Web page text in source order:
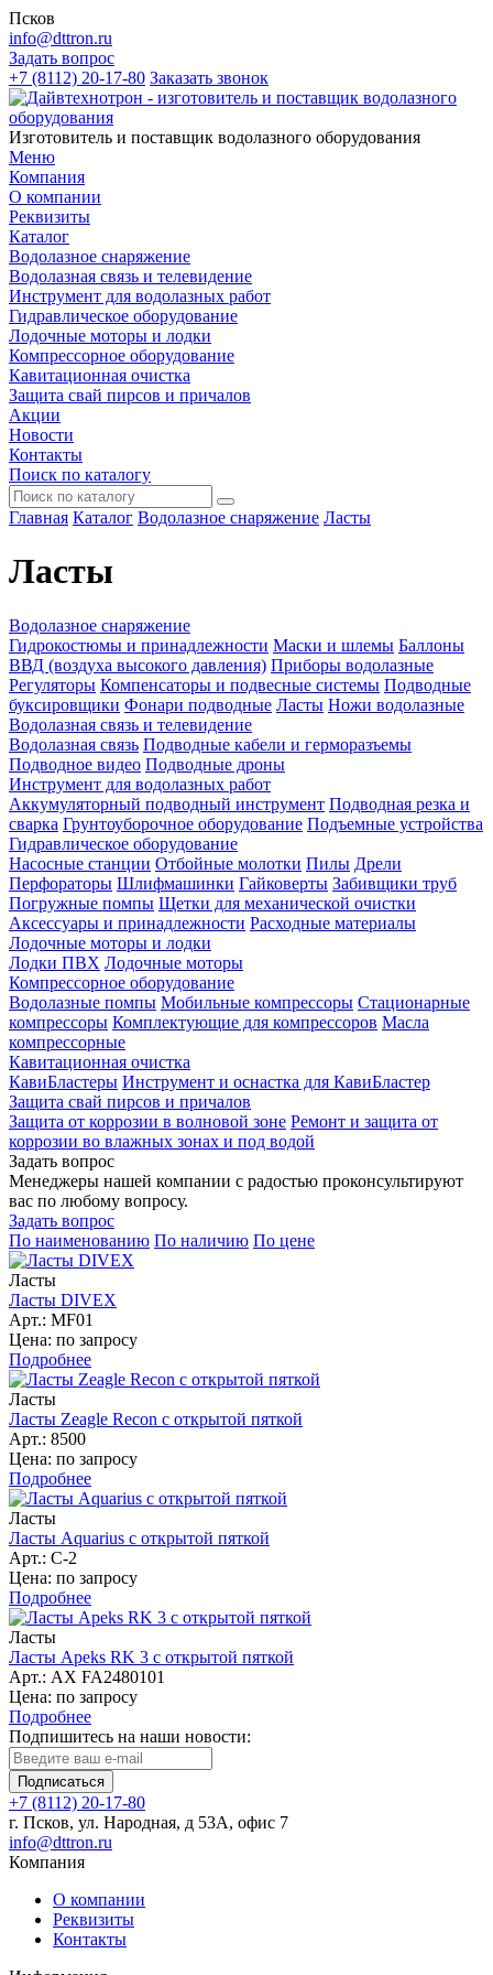
Псков
info@dttron.ru
Задать вопрос
+7 (8112) 20-17-80 Заказать звонок
Изготовитель и поставщик водолазного оборудования
Меню
Компания
О компании
Реквизиты
Каталог
Водолазное снаряжение
Водолазная связь и телевидение
Инструмент для водолазных работ
Гидравлическое оборудование
Лодочные моторы и лодки
Компрессорное оборудование
Кавитационная очистка
Защита свай пирсов и причалов
Акции
Новости
Контакты
Поиск по каталогу
Главная Каталог Водолазное снаряжение Ласты
Ласты
Водолазное снаряжение
Гидрокостюмы и принадлежности Маски и шлемы Баллоны
ВВД (воздуха высокого давления) Приборы водолазные
Регуляторы Компенсаторы и подвесные системы Подводные
буксировщики Фонари подводные Ласты Ножи водолазные
Водолазная связь и телевидение
Водолазная связь Подводные кабели и герморазъемы
Подводное видео Подводные дроны
Инструмент для водолазных работ
Аккумуляторный подводный инструмент Подводная резка и
сварка Грунтоуборочное оборудование Подъемные устройства
Гидравлическое оборудование
Насосные станции Отбойные молотки Пилы Дрели
Перфораторы Шлифмашинки Гайковерты Забивщики труб
Погружные помпы Щетки для механической очистки
Аксессуары и принадлежности Расходные материалы
Лодочные моторы и лодки
Лодки ПВХ Лодочные моторы
Компрессорное оборудование
Водолазные помпы Мобильные компрессоры Стационарные
компрессоры Комплектующие для компрессоров Масла
компрессорные
Кавитационная очистка
КавиБластеры Инструмент и оснастка для КавиБластер
Защита свай пирсов и причалов
Защита от коррозии в волновой зоне Ремонт и защита от
коррозии во влажных зонах и под водой
Задать вопрос
Менеджеры нашей компании с радостью проконсультируют
вас по любому вопросу.
Задать вопрос
По наименованию По наличию По цене
Ласты
Ласты DIVEX
Арт.: MF01
Цена: по запросу
Подробнее
Ласты
Ласты Zeagle Recon с открытой пяткой
Арт.: 8500
Цена: по запросу
Подробнее
Ласты
Ласты Aquarius с открытой пяткой
Арт.: C-2
Цена: по запросу
Подробнее
Ласты
Ласты Apeks RK 3 с открытой пяткой
Арт.: AX FA2480101
Цена: по запросу
Подробнее
Подпишитесь на наши новости:
Подписаться
+7 (8112) 20-17-80
г. Псков, ул. Народная, д 53А, офис 7
info@dttron.ru
Компания
О компании
Реквизиты
Контакты